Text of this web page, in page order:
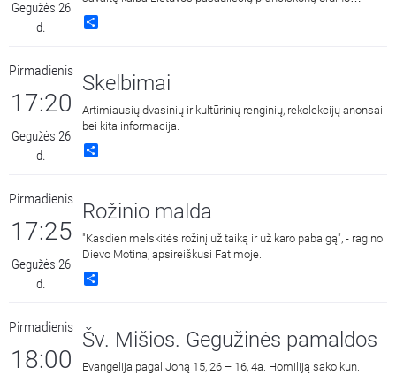
Gegužės 26
d.
nacionalinė ugdymo magistrė Kristina Petrutytė OFS.
Rubrikoje „Pranciškonų kalendorius“ pristatomas šv.
net dvejos rekolekcijos jaunimui. Rubrikoje „Jurgio
Ambraziejaus Pabrėžos žinia“ tęsiama pažintis su šio kunigo,
Trečiojo ordino pranciškono dvasiniu palikimu, taip
vadinamais Ryžtais. Rubrikoje „Laudato si“ Kūrinijos giesmės
ištrauką apmąsto ses. Brigita Gramauskaitė FPS. Laidoje
skamba džiazo muzikanto Matthias Petzold OFS iš Vokietijos
Pirmadienis
17:20
Gegužės 26
d.
Skelbimai
Artimiausių dvasinių ir kultūrinių renginių, rekolekcijų anonsai
bei kita informacija.
Pirmadienis
17:25
Gegužės 26
d.
Rožinio malda
"Kasdien melskitės rožinį už taiką ir už karo pabaigą", - ragino
Dievo Motina, apsireiškusi Fatimoje.
Pirmadienis
18:00
Šv. Mišios. Gegužinės pamaldos
Evangelija pagal Joną 15, 26 – 16, 4a. Homiliją sako kun.